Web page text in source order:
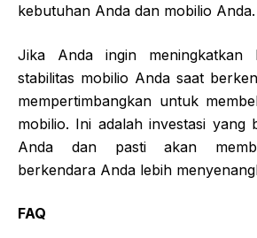
kebutuhan Anda dan mobilio Anda.
Jika Anda ingin meningkatkan
stabilitas mobilio Anda saat
mempertimbangkan untuk
mobilio. Ini adalah investasi yang
Anda dan pasti akan
berkendara Anda lebih
FAQ